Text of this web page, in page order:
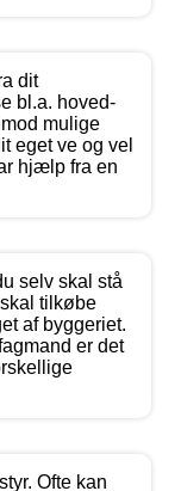
dit
bl.a. hoved-
mulige
eget ve og vel
hjælp fra en
selv skal stå
tilkøbe
af byggeriet.
er det
Ofte kan